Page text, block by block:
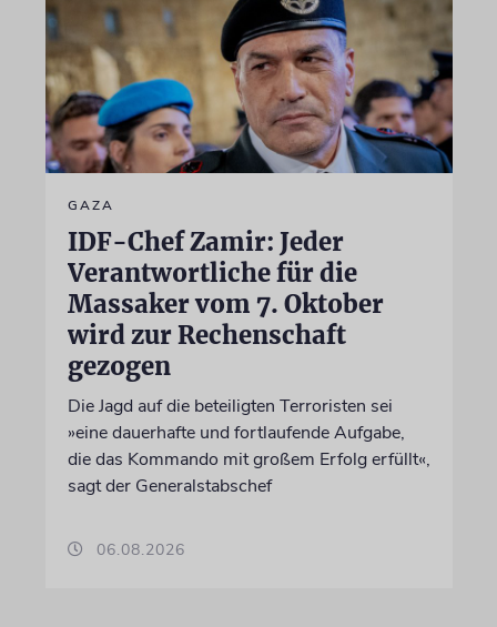
GAZA
IDF-Chef Zamir: Jeder
Verantwortliche für die
Massaker vom 7. Oktober
wird zur Rechenschaft
gezogen
Die Jagd auf die beteiligten Terroristen sei
»eine dauerhafte und fortlaufende Aufgabe,
die das Kommando mit großem Erfolg erfüllt«,
sagt der Generalstabschef
06.08.2026